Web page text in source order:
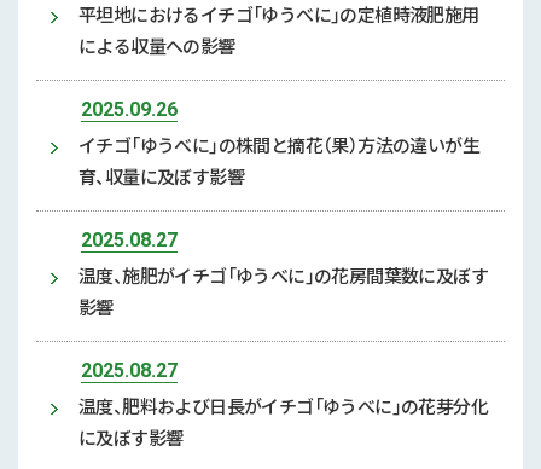
平坦地におけるイチゴ「ゆうべに」の定植時液肥施用
による収量への影響
2025.09.26
イチゴ「ゆうべに」の株間と摘花（果）方法の違いが生
育、収量に及ぼす影響
2025.08.27
温度、施肥がイチゴ「ゆうべに」の花房間葉数に及ぼす
影響
2025.08.27
温度、肥料および日長がイチゴ「ゆうべに」の花芽分化
に及ぼす影響